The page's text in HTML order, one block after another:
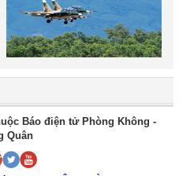
Báo điện tử Phòng Không -
Quân